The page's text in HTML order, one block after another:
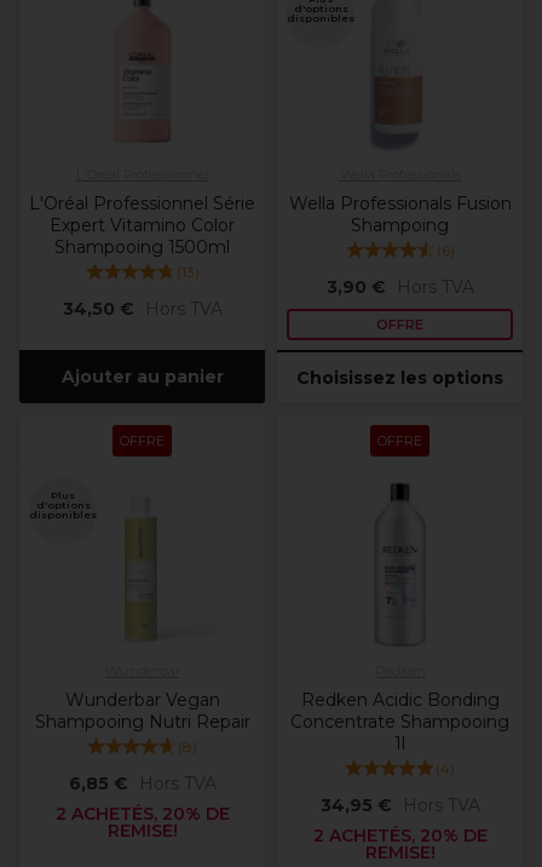
L'Oréal Professionnel Série
Expert Vitamino Color
Shampooing 1500ml
(13)
34,50 € Hors TVA
Ajouter au panier
d'options
disponibles
Wella Professionals Fusion
Shampoing
(6)
3,90 € Hors TVA
OFFRE
Choisissez les options
OFFRE
Plus
d'options
disponibles
Wunderbar Vegan
Shampooing Nutri Repair
(8)
6,85 €
Hors TVA
2 ACHETÉS, 20% DE
REMISE!
OFFRE
Redken Acidic Bonding
Concentrate Shampooing
1l
(4)
34,95 €
Hors TVA
2 ACHETÉS, 20% DE
REMISE!